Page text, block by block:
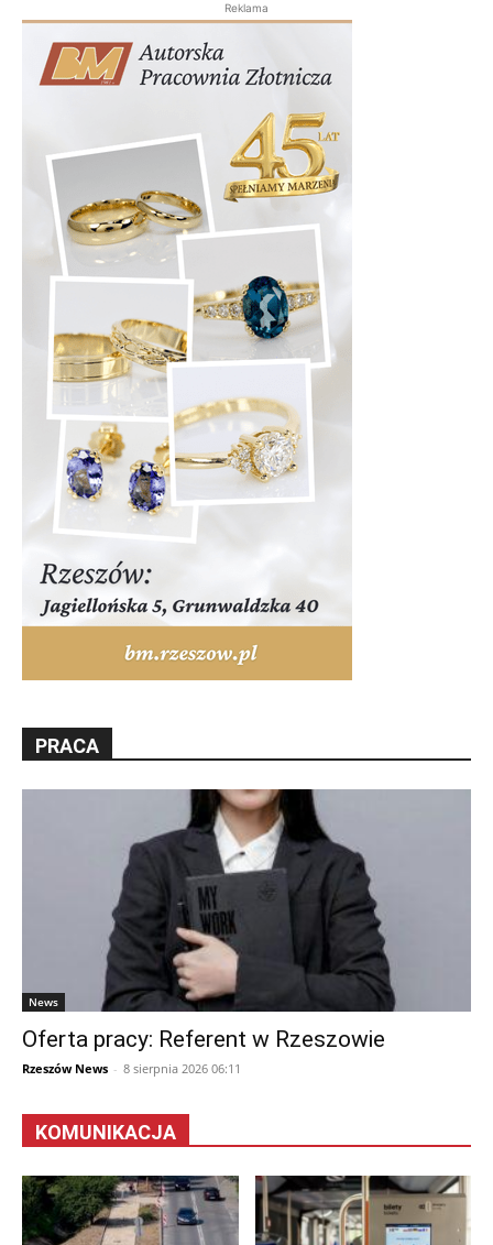
Reklama
PRACA
News
Oferta pracy: Referent w Rzeszowie
Rzeszów News - 8 sierpnia 2026 06:11
KOMUNIKACJA